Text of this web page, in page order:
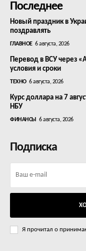
Последнее
Новый праздник в
поздравлять
ГЛАВНОЕ 6 августа, 2026
Перевод в ВСУ через
условия и сроки
ТЕХНО 6 августа, 2026
Курс доллара на 7
НБУ
ФИНАНСЫ 6 августа, 2026
Подписка
Я прочитал о